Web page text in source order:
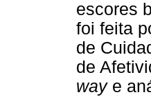
escores
foi feita
de
de
waye